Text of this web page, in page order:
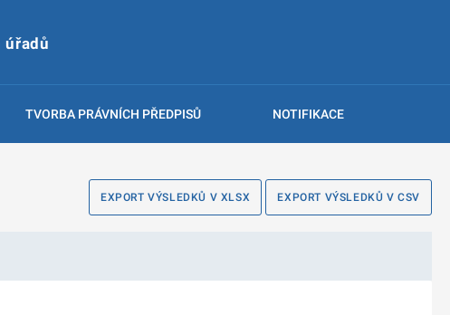
TVORBA PRÁVNÍCH PŘEDPISŮ NOTIFIKACE
EXPORT VÝSLEDKŮ V XLSX EXPORT VÝSLEDKŮ V CSV